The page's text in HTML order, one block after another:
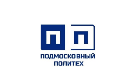
содержимому